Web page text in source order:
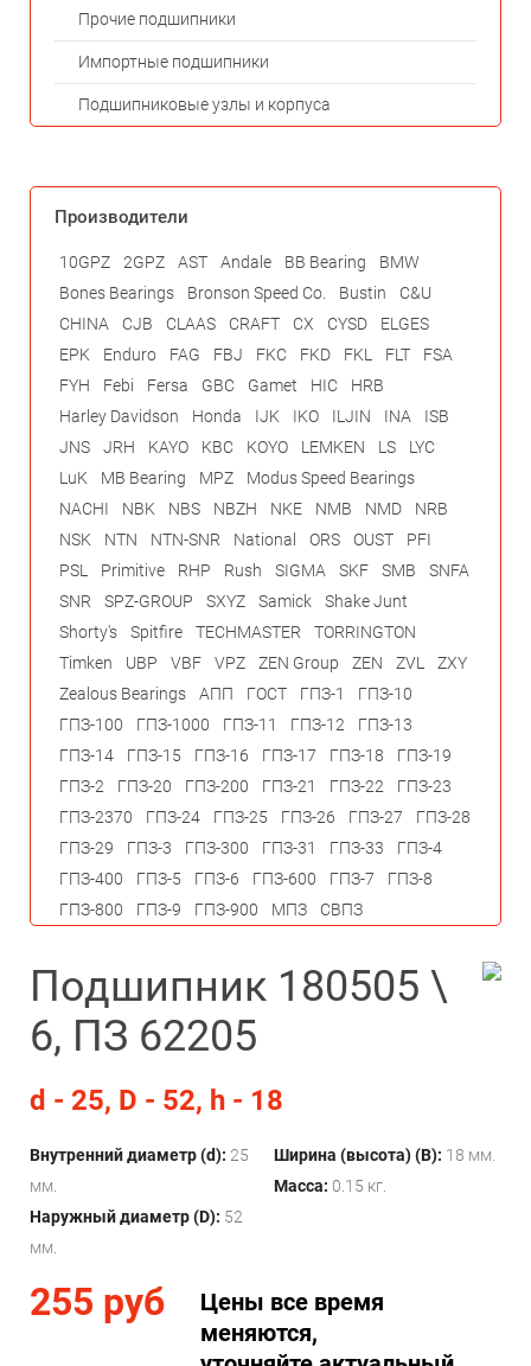
Подшипник 180505 \
6, ПЗ 62205
d - 25, D - 52, h - 18
Внутренний диаметр (d): 25
мм.
Наружный диаметр (D): 52
мм.
Ширина (высота) (B): 18 мм.
Масса: 0.15 кг.
255 руб
Цены все время
меняются,
Прочие подшипники
Импортные подшипники
Подшипниковые узлы и корпуса
Производители
10GPZ 2GPZ AST Andale BB Bearing
BMW
Bones Bearings
Bronson Speed Co. Bustin
C&U
CHINA
CJB CLAAS CRAFT CX CYSD
ELGES
EPK
Enduro FAG FBJ FKC FKD FKL FLT
FSA
FYH
Febi Fersa GBC Gamet HIC
HRB
Harley Davidson
Honda IJK IKO ILJIN INA
ISB
JNS
JRH KAYO KBC KOYO LEMKEN LS
LYC
LuK
MB Bearing MPZ
Modus Speed Bearings
NACHI
NBK NBS NBZH NKE NMB NMD
NRB
NSK
NTN NTN-SNR National ORS OUST
PFI
PSL
Primitive RHP Rush SIGMA SKF SMB
SNFA
SNR
SPZ-GROUP SXYZ Samick
Shake Junt
Shorty's
Spitfire TECHMASTER
TORRINGTON
Timken
UBP VBF VPZ ZEN Group ZEN ZVL
ZXY
Zealous Bearings
АПП ГОСТ ГПЗ-1
ГПЗ-10
ГПЗ-100
ГПЗ-1000 ГПЗ-11 ГПЗ-12
ГПЗ-13
ГПЗ-14
ГПЗ-15 ГПЗ-16 ГПЗ-17 ГПЗ-18
ГПЗ-19
ГПЗ-2
ГПЗ-20 ГПЗ-200 ГПЗ-21 ГПЗ-22
ГПЗ-23
ГПЗ-2370
ГПЗ-24 ГПЗ-25 ГПЗ-26 ГПЗ-27
ГПЗ-28
ГПЗ-29
ГПЗ-3 ГПЗ-300 ГПЗ-31 ГПЗ-33
ГПЗ-4
ГПЗ-400
ГПЗ-5 ГПЗ-6 ГПЗ-600 ГПЗ-7
ГПЗ-8
ГПЗ-800
ГПЗ-9 ГПЗ-900 МПЗ СВПЗ